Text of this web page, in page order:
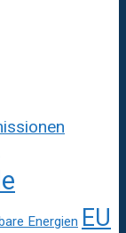
Energien EU